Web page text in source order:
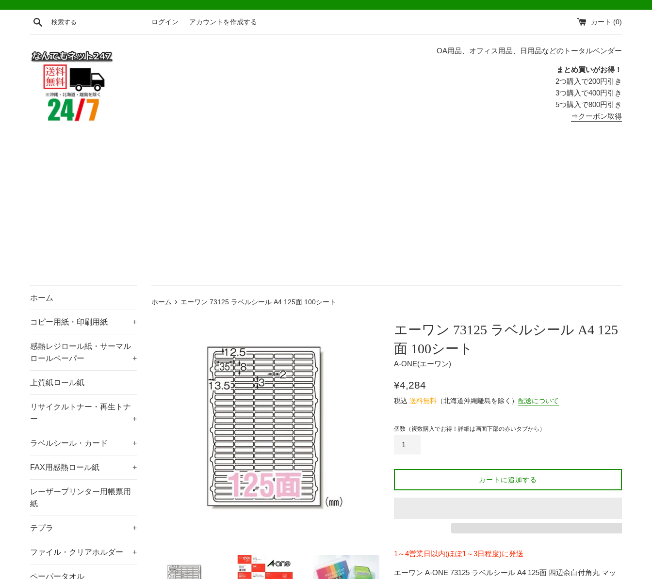
検索する ログイン アカウントを作成する カート (0)
OA用品、オフィス用品、日用品などのトータルベンダー
まとめ買いがお得！
2つ購入で200円引き
3つ購入で400円引き
5つ購入で800円引き
⇒クーポン取得
ホーム
コピー用紙・印刷用紙 +
感熱レジロール紙・サーマル
ロールペーパー
+
上質紙ロール紙
リサイクルトナー・再生トナ
ー
+
ラベルシール・カード +
FAX用感熱ロール紙 +
レーザープリンター用帳票用
紙
テプラ +
ファイル・クリアホルダー +
ペーパータオル
ホーム › エーワン 73125 ラベルシール A4 125面 100シート
エーワン 73125 ラベルシール A4 125
面 100シート
A-ONE(エーワン)
通
価
¥4,284
税込 送料無料 （北海道沖縄離島を除く） 配送について
個数（複数購入でお得！詳細は画面下部の赤いタブから）
カートに追加する
1～4営業日以内(ほぼ1～3日程度)に発送
エーワン A-ONE 73125 ラベルシール A4 125面 四辺余白付角丸 マッ